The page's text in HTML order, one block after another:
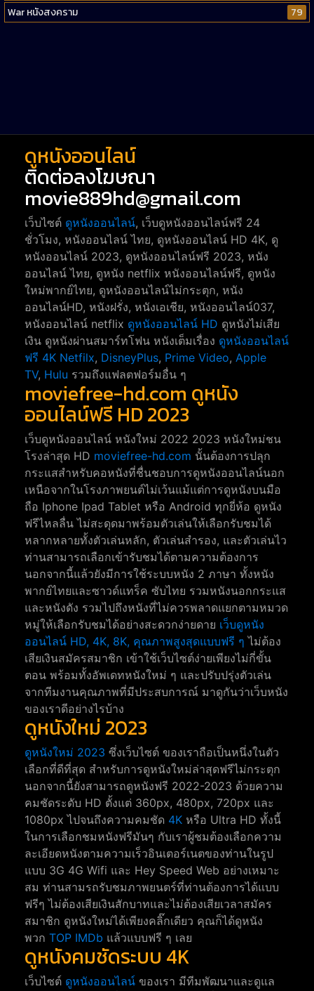
War หนังสงคราม
79
ดูหนังออนไลน์
ติดต่อลงโฆษณา
movie889hd@gmail.com
เว็บไซต์ ดูหนังออนไลน์, เว็บดูหนังออนไลน์ฟรี 24
ชั่วโมง, หนังออนไลน์ ไทย, ดูหนังออนไลน์ HD 4K, ดู
หนังออนไลน์ 2023, ดูหนังออนไลน์ฟรี 2023, หนัง
ออนไลน์ ไทย, ดูหนัง netflix หนังออนไลน์ฟรี, ดูหนัง
ใหม่พากย์ไทย, ดูหนังออนไลน์ไม่กระตุก, หนัง
ออนไลน์HD, หนังฝรั่ง, หนังเอเชีย, หนังออนไลน์037,
หนังออนไลน์ netflix ดูหนังออนไลน์ HD ดูหนังไม่เสีย
เงิน ดูหนังผ่านสมาร์ทโฟน หนังเต็มเรื่อง ดูหนังออนไลน์
ฟรี 4K Netfilx, DisneyPlus, Prime Video, Apple
TV, Hulu รวมถึงแฟลตฟอร์มอื่น ๆ
moviefree-hd.com ดูหนัง
ออนไลน์ฟรี HD 2023
เว็บดูหนังออนไลน์ หนังใหม่ 2022 2023 หนังใหม่ชน
โรงล่าสุด HD moviefree-hd.com นั้นต้องการปลุก
กระแสสำหรับคอหนังที่ชื่นชอบการดูหนังออนไลน์นอก
เหนือจากในโรงภาพยนต์ไม่เว้นแม้แต่การดูหนังบนมือ
ถือ Iphone Ipad Tablet หรือ Android ทุกยี่ห้อ ดูหนัง
ฟรีไหลลื่น ไม่สะดุดมาพร้อมตัวเล่นให้เลือกรับชมได้
หลากหลายทั้งตัวเล่นหลัก, ตัวเล่นสำรอง, และตัวเล่นไว
ท่านสามารถเลือกเข้ารับชมได้ตามความต้องการ
นอกจากนี้แล้วยังมีการใช้ระบบหนัง 2 ภาษา ทั้งหนัง
พากย์ไทยและซาวด์แทร็ค ซับไทย รวมหนังนอกกระแส
และหนังดัง รวมไปถึงหนังที่ไม่ควรพลาดแยกตามหมวด
หมู่ให้เลือกรับชมได้อย่างสะดวกง่ายดาย เว็บดูหนัง
ออนไลน์ HD, 4K, 8K, คุณภาพสูงสุดแบบฟรี ๆ ไม่ต้อง
เสียเงินสมัครสมาชิก เข้าใช้เว็บไซต์ง่ายเพียงไม่กี่ขั้น
ตอน พร้อมทั้งอัพเดทหนังใหม่ ๆ และปรับปรุ่งตัวเล่น
จากทีมงานคุณภาพที่มีประสบการณ์ มาดูกันว่าเว็บหนัง
ของเราดีอย่างไรบ้าง
ดูหนังใหม่ 2023
ดูหนังใหม่ 2023 ซึ่งเว็บไซต์ ของเราถือเป็นหนึ่งในตัว
เลือกที่ดีที่สุด สำหรับการดูหนังใหม่ล่าสุดฟรีไม่กระตุก
นอกจากนี้ยังสามารถดูหนังฟรี 2022-2023 ด้วยความ
คมชัดระดับ HD ตั้งแต่ 360px, 480px, 720px และ
1080px ไปจนถึงความคมชัด 4K หรือ Ultra HD ทั้งนี้
ในการเลือกชมหนังฟรีมันๆ กับเราผู้ชมต้องเลือกความ
ละเอียดหนังตามความเร็วอินเตอร์เนตของท่านในรูป
แบบ 3G 4G Wifi และ Hey Speed Web อย่างเหมาะ
สม ท่านสามรถรับชมภาพยนตร์ที่ท่านต้องการได้แบบ
ฟรีๆ ไม่ต้องเสียเงินสักบาทและไม่ต้องเสียเวลาสมัคร
สมาชิก ดูหนังใหม่ได้เพียงคลิ๊กเดียว คุณก็ได้ดูหนัง
พวก TOP IMDb แล้วแบบฟรี ๆ เลย
ดูหนังคมชัดระบบ 4K
เว็บไซต์ ดูหนังออนไลน์ ของเรา มีทีมพัฒนาและดูแล